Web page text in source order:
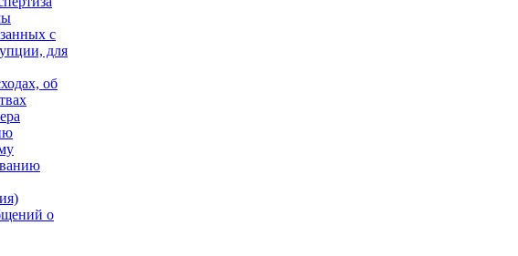
с
для
об
о